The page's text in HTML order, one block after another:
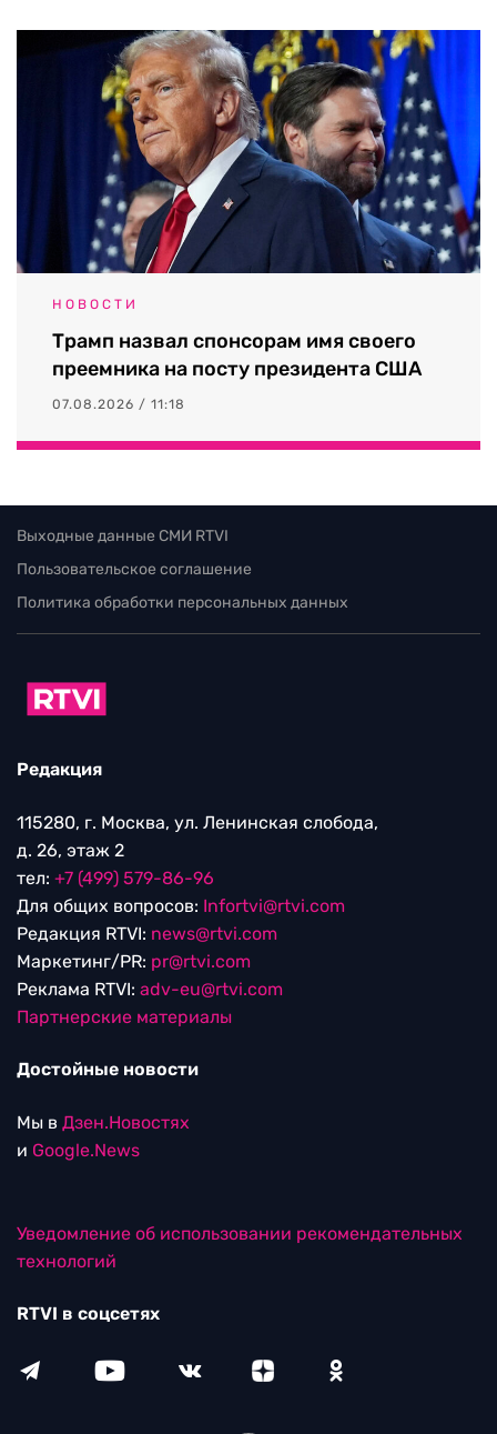
НОВОСТИ
Трамп назвал спонсорам имя своего
преемника на посту президента США
07.08.2026 / 11:18
Выходные данные СМИ RTVI
Пользовательское соглашение
Политика обработки персональных данных
Редакция
115280, г. Москва, ул. Ленинская слобода,
д. 26, этаж 2
тел: +7 (499) 579-86-96
Для общих вопросов: Infortvi@rtvi.com
Редакция RTVI: news@rtvi.com
Маркетинг/PR: pr@rtvi.com
Реклама RTVI: adv-eu@rtvi.com
Партнерские материалы
Достойные новости
Мы в Дзен.Новостях
и Google.News
Уведомление об использовании рекомендательных
технологий
RTVI в соцсетях